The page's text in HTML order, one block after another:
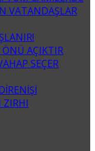
VATANDAŞLAR
AÇIKTIR
SEÇER
ZIRHI